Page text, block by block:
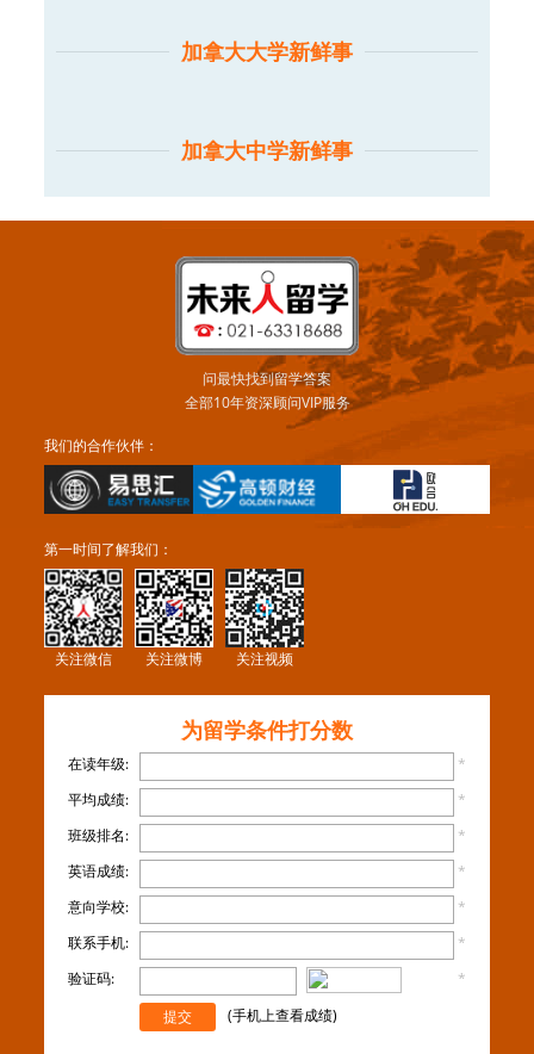
加拿大大学新鲜事
加拿大中学新鲜事
问最快找到留学答案
全部10年资深顾问VIP服务
我们的合作伙伴：
第一时间了解我们：
关注微信 关注微博 关注视频
为留学条件打分数
在读年级:
*
平均成绩:
*
班级排名:
*
英语成绩:
*
意向学校:
*
联系手机:
*
验证码:
清楚？
*
(手机上查看成绩)